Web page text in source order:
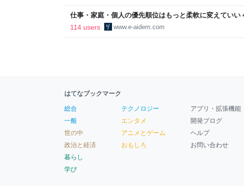
仕事・家庭・個人の優先順位はもっと柔軟に変えていい
後の自分に伝えたいこと - りっすん by イーアイデム
114 users www.e-aidem.com
はてなブックマーク
総合
一般
世の中
政治と経済
暮らし
学び
テクノロジー
エンタメ
アニメとゲーム
おもしろ
アプリ・拡張機能
開発ブログ
ヘルプ
お問い合わせ